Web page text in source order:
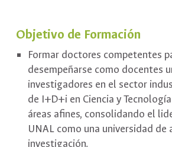
Objetivo de Formación
Formar doctores competentes
desempeñarse como docentes
investigadores en el sector
de I+D+i en Ciencia y
áreas afines, consolidando el
UNAL como una universidad de
investigación.